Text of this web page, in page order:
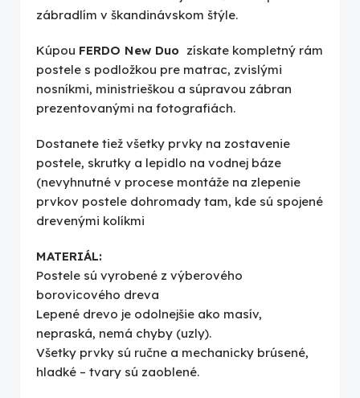
zábradlím v škandinávskom štýle.
Kúpou FERDO New Duo získate kompletný rám
postele s podložkou pre matrac, zvislými
nosníkmi, ministrieškou a súpravou zábran
prezentovanými na fotografiách.
Dostanete tiež všetky prvky na zostavenie
postele, skrutky a lepidlo na vodnej báze
(nevyhnutné v procese montáže na zlepenie
prvkov postele dohromady tam, kde sú spojené
drevenými kolíkmi
MATERIÁL:
Postele sú vyrobené z výberového
borovicového dreva
Lepené drevo je odolnejšie ako masív,
nepraská, nemá chyby (uzly).
Všetky prvky sú ručne a mechanicky brúsené,
hladké – tvary sú zaoblené.